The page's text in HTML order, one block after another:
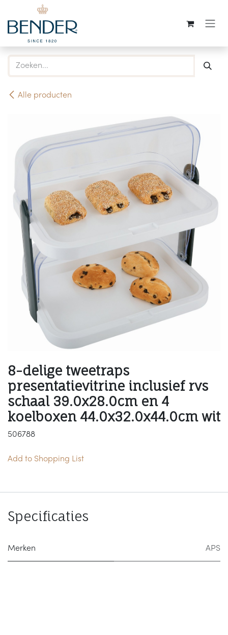
Overslaan naar inhoud
Alle producten
8-delige tweetraps
presentatievitrine inclusief rvs
schaal 39.0x28.0cm en 4
koelboxen 44.0x32.0x44.0cm wit
506788
Add to Shopping List
Specificaties
Merken APS